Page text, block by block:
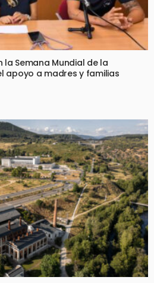
Semana Mundial de la
apoyo a madres y familias